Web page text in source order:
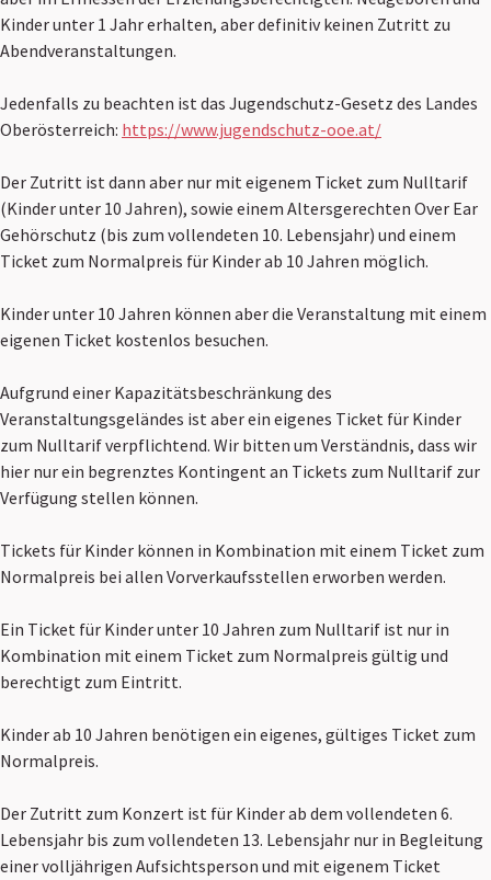
Kinder unter 1 Jahr erhalten, aber definitiv keinen Zutritt zu
Abendveranstaltungen.
Jedenfalls zu beachten ist das Jugendschutz-Gesetz des Landes
Oberösterreich: https://www.jugendschutz-ooe.at/
Der Zutritt ist dann aber nur mit eigenem Ticket zum Nulltarif
(Kinder unter 10 Jahren), sowie einem Altersgerechten Over Ear
Gehörschutz (bis zum vollendeten 10. Lebensjahr) und einem
Ticket zum Normalpreis für Kinder ab 10 Jahren möglich.
Kinder unter 10 Jahren können aber die Veranstaltung mit einem
eigenen Ticket kostenlos besuchen.
Aufgrund einer Kapazitätsbeschränkung des
Veranstaltungsgeländes ist aber ein eigenes Ticket für Kinder
zum Nulltarif verpflichtend. Wir bitten um Verständnis, dass wir
hier nur ein begrenztes Kontingent an Tickets zum Nulltarif zur
Verfügung stellen können.
Tickets für Kinder können in Kombination mit einem Ticket zum
Normalpreis bei allen Vorverkaufsstellen erworben werden.
Ein Ticket für Kinder unter 10 Jahren zum Nulltarif ist nur in
Kombination mit einem Ticket zum Normalpreis gültig und
berechtigt zum Eintritt.
Kinder ab 10 Jahren benötigen ein eigenes, gültiges Ticket zum
Normalpreis.
Der Zutritt zum Konzert ist für Kinder ab dem vollendeten 6.
Lebensjahr bis zum vollendeten 13. Lebensjahr nur in Begleitung
einer volljährigen Aufsichtsperson und mit eigenem Ticket